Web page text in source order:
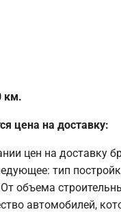
км.
цена на доставку:
цен на доставку
тип
объема
автомобилей,